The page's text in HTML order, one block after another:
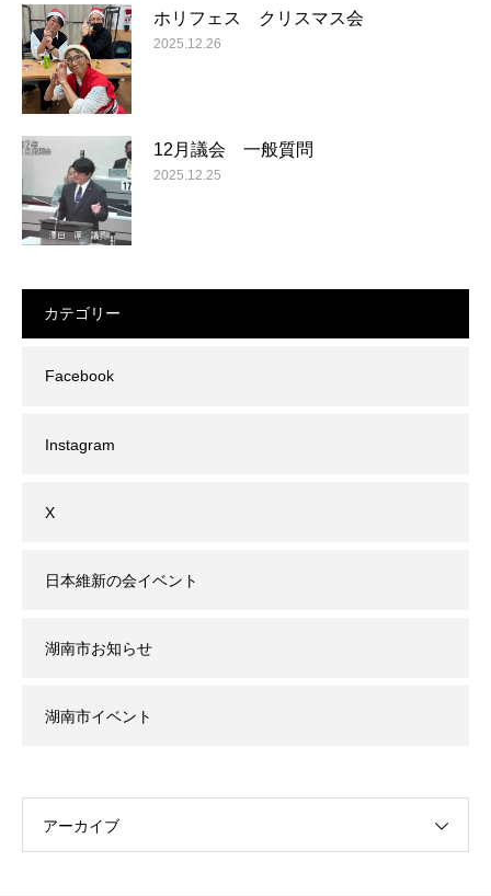
ホリフェス クリスマス会
2025.12.26
12月議会 一般質問
2025.12.25
カテゴリー
Facebook
Instagram
X
日本維新の会イベント
湖南市お知らせ
湖南市イベント
アーカイブ